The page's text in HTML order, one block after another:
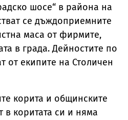
шосе“ в района на
се дъждоприемните
маса от фирмите,
в града. Дейностите по
от екипите на Столичен
корита и общинските
в коритата си и няма